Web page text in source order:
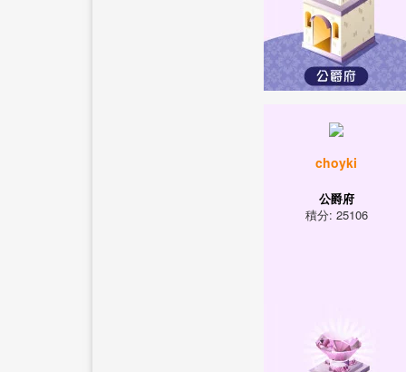
choyki
公爵府
積分: 25106